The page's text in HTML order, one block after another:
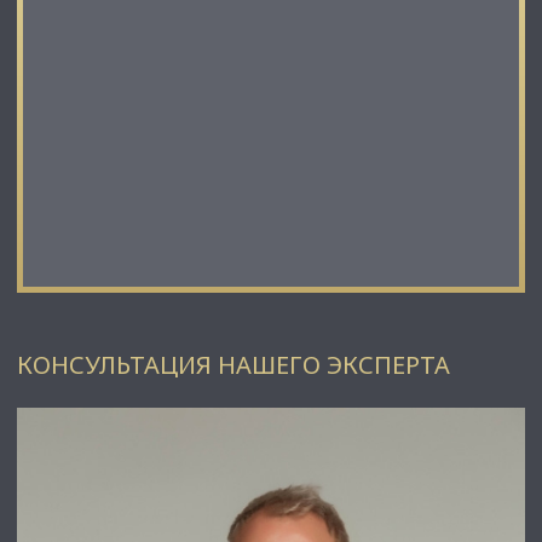
КОНСУЛЬТАЦИЯ НАШЕГО ЭКСПЕРТА